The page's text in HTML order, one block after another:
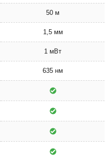
50 м
1,5 мм
1 мВт
635 нм